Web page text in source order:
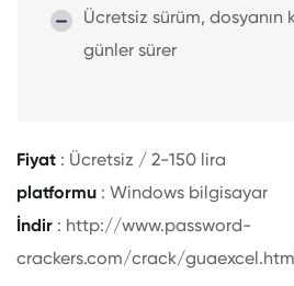
Ücretsiz sürüm,
günler sürer
Fiyat : Ücretsiz / 2-150 lira
platformu : Windows bilgisayar
İndir : http://www.password-
crackers.com/crack/